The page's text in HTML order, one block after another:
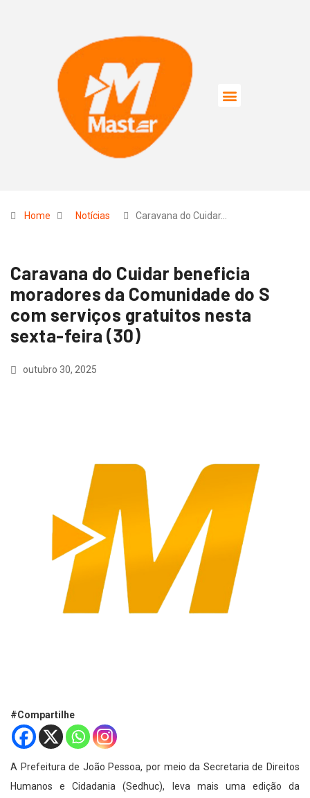
Home Notícias Caravana do Cuidar…
Caravana do Cuidar beneficia
moradores da Comunidade do S
com serviços gratuitos nesta
sexta-feira (30)
outubro 30, 2025
#Compartilhe
A Prefeitura de João Pessoa, por meio da Secretaria de Direitos
Humanos e Cidadania (Sedhuc), leva mais uma edição da